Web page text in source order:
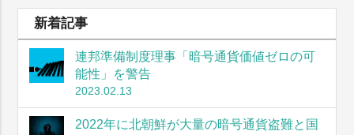
新着記事
連邦準備制度理事「暗号通貨価値ゼロの可
能性」を警告
2023.02.13
2022年に北朝鮮が大量の暗号通貨盗難と国